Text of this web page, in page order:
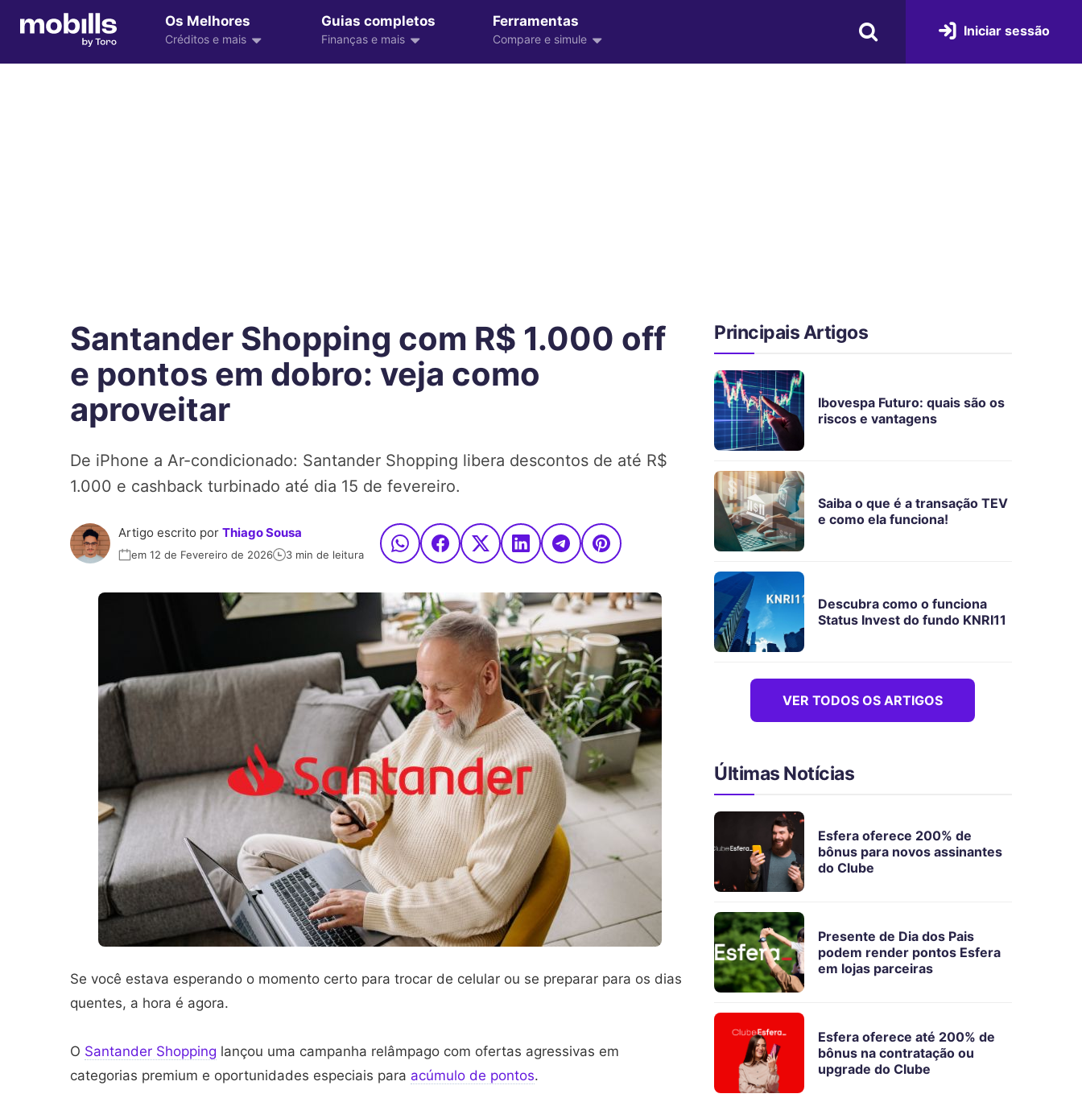
Os Melhores
Créditos e mais
Guias completos
Finanças e mais
Ferramentas
Compare e simule
Iniciar sessão
Santander Shopping com R$ 1.000 off
e pontos em dobro: veja como
aproveitar
De iPhone a Ar-condicionado: Santander Shopping libera descontos de até R$
1.000 e cashback turbinado até dia 15 de fevereiro.
Artigo escrito por Thiago Sousa
em 12 de Fevereiro de 2026 3 min de leitura
Se você estava esperando o momento certo para trocar de celular ou se preparar para os dias
quentes, a hora é agora.
O Santander Shopping lançou uma campanha relâmpago com ofertas agressivas em
categorias premium e oportunidades especiais para acúmulo de pontos.
Principais Artigos
Ibovespa Futuro: quais são os
riscos e vantagens
Saiba o que é a transação TEV
e como ela funciona!
Descubra como o funciona
Status Invest do fundo KNRI11
VER TODOS OS ARTIGOS
Últimas Notícias
Esfera oferece 200% de
bônus para novos assinantes
do Clube
Presente de Dia dos Pais
podem render pontos Esfera
em lojas parceiras
Esfera oferece até 200% de
bônus na contratação ou
upgrade do Clube